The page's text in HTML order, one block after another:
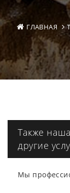
ГЛАВНАЯ
Также
другие
Мы